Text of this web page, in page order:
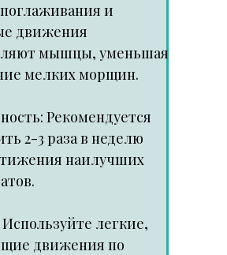
и
движения
мышцы, уменьшая
мелких морщин.
Рекомендуется
2-3 раза в неделю
наилучших
легкие,
движения по